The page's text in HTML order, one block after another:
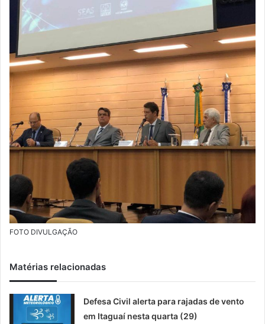
FOTO DIVULGAÇÃO
Matérias relacionadas
Defesa Civil alerta para rajadas de vento
em Itaguaí nesta quarta (29)